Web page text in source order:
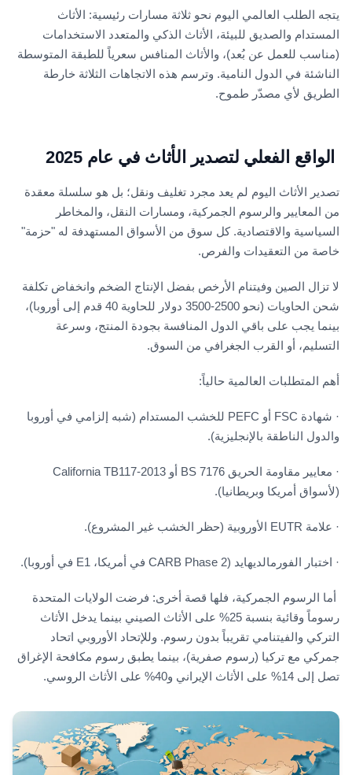
يتجه الطلب العالمي اليوم نحو ثلاثة مسارات رئيسية: الأثاث
المستدام والصديق للبيئة، الأثاث الذكي والمتعدد الاستخدامات
(مناسب للعمل عن بُعد)، والأثاث المنافس سعرياً للطبقة المتوسطة
الناشئة في الدول النامية. وترسم هذه الاتجاهات الثلاثة خارطة
الطريق لأي مصدّر طموح.
الواقع الفعلي لتصدير الأثاث في عام 2025
تصدير الأثاث اليوم لم يعد مجرد تغليف ونقل؛ بل هو سلسلة معقدة
من المعايير والرسوم الجمركية، ومسارات النقل، والمخاطر
السياسية والاقتصادية. كل سوق من الأسواق المستهدفة له "حزمة"
خاصة من التعقيدات والفرص.
لا تزال الصين وفيتنام الأرخص بفضل الإنتاج الضخم وانخفاض تكلفة
شحن الحاويات (نحو 2500-3500 دولار للحاوية 40 قدم إلى أوروبا)،
بينما يجب على باقي الدول المنافسة بجودة المنتج، وسرعة
التسليم، أو القرب الجغرافي من السوق.
أهم المتطلبات العالمية حالياً:
· شهادة FSC أو PEFC للخشب المستدام (شبه إلزامي في أوروبا
والدول الناطقة بالإنجليزية).
· معايير مقاومة الحريق BS 7176 أو California TB117-2013
(لأسواق أمريكا وبريطانيا).
· علامة EUTR الأوروبية (حظر الخشب غير المشروع).
· اختبار الفورمالديهايد (CARB Phase 2 في أمريكا، E1 في أوروبا).
أما الرسوم الجمركية، فلها قصة أخرى: فرضت الولايات المتحدة
رسوماً وقائية بنسبة 25% على الأثاث الصيني بينما يدخل الأثاث
التركي والفيتنامي تقريباً بدون رسوم. وللإتحاد الأوروبي اتحاد
جمركي مع تركيا (رسوم صفرية)، بينما يطبق رسوم مكافحة الإغراق
تصل إلى 14% على الأثاث الإيراني و40% على الأثاث الروسي.